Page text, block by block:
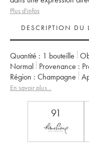
Plus d'infos
DESCRIPTION DU
Quantité : 1 bouteille
Normal
Provenance :
Région :
Champagne
Propriétaire :
En savoir plus...
91